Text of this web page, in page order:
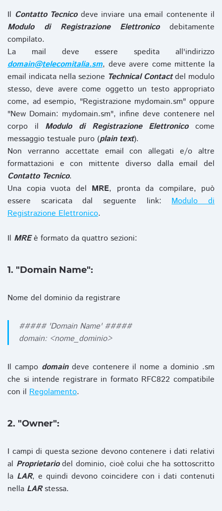
Il Contatto Tecnicodeve inviare una email contenente il
Modulo di Registrazione Elettronicodebitamente
compilato.
La mail deve essere spedita all'indirizzo
domain@telecomitalia.sm, deve avere come mittente la
email indicata nella sezione Technical Contactdel modulo
stesso, deve avere come oggetto un testo appropriato
come, ad esempio, "Registrazione mydomain.sm" oppure
"New Domain: mydomain.sm", infine deve contenere nel
corpo il Modulo di Registrazione Elettronicocome
messaggio testuale puro (plain text).
Non verranno accettate email con allegati e/o altre
formattazioni e con mittente diverso dalla email del
Contatto Tecnico.
Una copia vuota del MRE, pronta da compilare, può
essere scaricata dal seguente link:Modulo di
Registrazione Elettronico.
Il MREè formato da quattro sezioni:
1. "Domain Name":
Nome del dominio da registrare
##### 'Domain Name' #####
domain: <nome_dominio>
Il campo domaindeve contenere il nome a dominio .sm
che si intende registrare in formato RFC822 compatibile
con il Regolamento.
2. "Owner":
I campi di questa sezione devono contenere i dati relativi
al Proprietariodel dominio, cioè colui che ha sottoscritto
la LAR, e quindi devono coincidere con i dati contenuti
nella LARstessa.